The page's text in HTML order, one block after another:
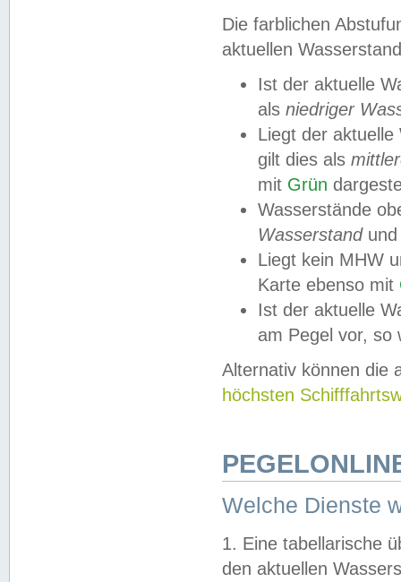
Die farblichen
aktuellen
Ist der aktuelle
als niedriger
Liegt der
gilt dies als
mit Grün
Wasserstände
Wasserstandund
Liegt kein MHW
Karte ebenso mit
Ist der aktuelle
am Pegel vor,
Alternativ können die
höchsten
Welche Dienste
1. Eine tabellarische
den aktuellen